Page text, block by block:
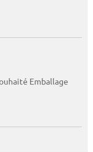
Emballage